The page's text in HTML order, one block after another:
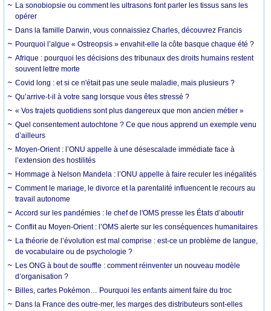
La sonobiopsie ou comment les ultrasons font parler les tissus sans les
opérer
Dans la famille Darwin, vous connaissiez Charles, découvrez Francis
Pourquoi l’algue « Ostreopsis » envahit-elle la côte basque chaque été ?
Afrique : pourquoi les décisions des tribunaux des droits humains restent
souvent lettre morte
Covid long : et si ce n'était pas une seule maladie, mais plusieurs ?
Qu’arrive-t-il à votre sang lorsque vous êtes stressé ?
« Vos trajets quotidiens sont plus dangereux que mon ancien métier »
Quel consentement autochtone ? Ce que nous apprend un exemple venu
d’ailleurs
Moyen-Orient : l’ONU appelle à une désescalade immédiate face à
l’extension des hostilités
Hommage à Nelson Mandela : l’ONU appelle à faire reculer les inégalités
Comment le mariage, le divorce et la parentalité influencent le recours au
travail autonome
Accord sur les pandémies : le chef de l'OMS presse les États d’aboutir
Conflit au Moyen-Orient : l’OMS alerte sur les conséquences humanitaires
La théorie de l’évolution est mal comprise : est-ce un problème de langue,
de vocabulaire ou de psychologie ?
Les ONG à bout de souffle : comment réinventer un nouveau modèle
d’organisation ?
Billes, cartes Pokémon… Pourquoi les enfants aiment faire du troc
Dans la France des outre-mer, les marges des distributeurs sont-elles